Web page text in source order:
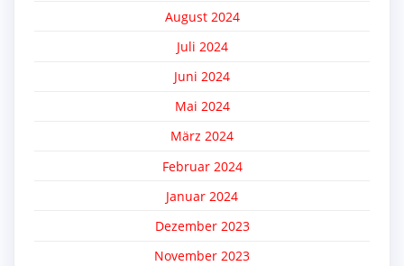
August 2024
Juli 2024
Juni 2024
Mai 2024
März 2024
Februar 2024
Januar 2024
Dezember 2023
November 2023